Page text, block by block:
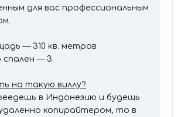
для вас профессиональным
— 310 кв. метров
спален — 3.
на такую виллу?
в Индонезию и будешь
копирайтером, то в